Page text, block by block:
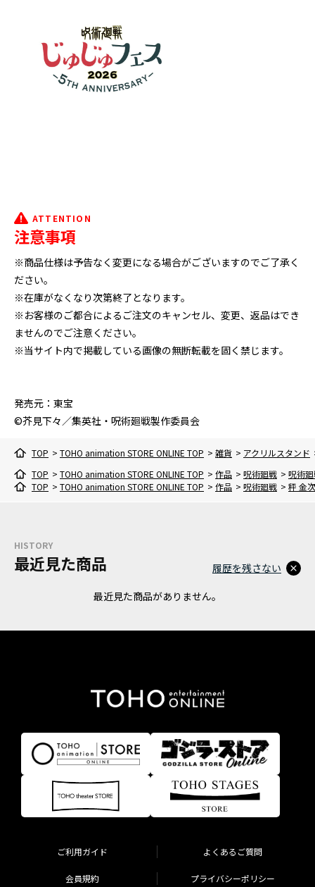
ATTENTION
注意事項
※商品仕様は予告なく変更になる場合がございますのでご了承く
ださい。
※在庫がなくなり次第終了となります。
※お客様のご都合によるご注文のキャンセル、変更、返品はでき
ませんのでご注意ください。
※当サイト内で掲載している画像の無断転載を固く禁じます。
発売元：東宝
©芥見下々／集英社・呪術廻戦製作委員会
TOP > TOHO animation STORE ONLINE TOP > 雑貨 > アクリルスタンド
TOP > TOHO animation STORE ONLINE TOP > 作品 > 呪術廻戦 > 呪術
TOP > TOHO animation STORE ONLINE TOP > 作品 > 呪術廻戦 > 秤 金次
HISTORY
最近見た商品
最近見た商品がありません。
履歴を残さない
ご利用ガイド よくあるご質問
会員規約 プライバシーポリシー